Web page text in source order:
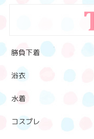
勝負下着
浴衣
水着
コスプレ